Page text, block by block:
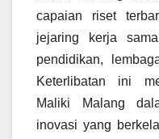
capaian riset
jejaring kerja
pendidikan,
Keterlibatan ini
Maliki Malang
inovasi yang